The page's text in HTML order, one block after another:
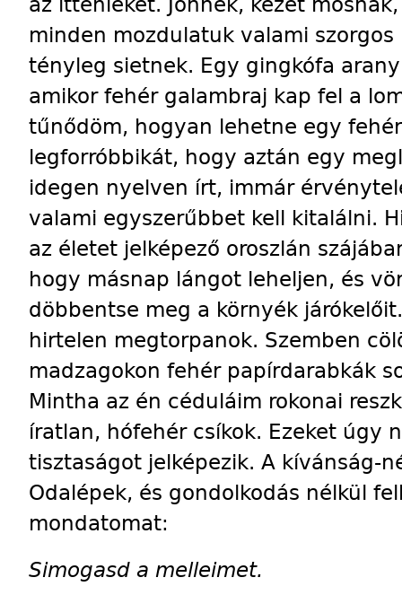
minden mozdulatuk valami
tényleg sietnek. Egy gingkófa
amikor fehér galambraj kap fel a
tűnődöm, hogyan lehetne egy
legforróbbikát, hogy aztán egy
idegen nyelven írt, immár
valami egyszerűbbet kell kitalálni.
az életet jelképező oroszlán
hogy másnap lángot leheljen, és
döbbentse meg a környék
hirtelen megtorpanok. Szemben
madzagokon fehér papírdarabkák
Mintha az én céduláim rokonai
íratlan, hófehér csíkok. Ezeket úgy
tisztaságot jelképezik. A kívánság-
Odalépek, és gondolkodás nélkül
mondatomat:
Simogasd a melleimet.